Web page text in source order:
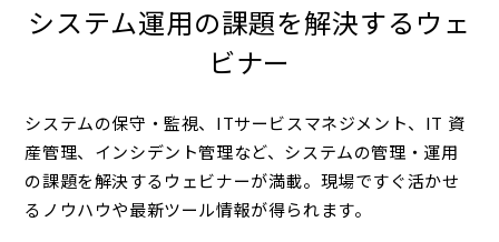
システム運用の課題を解決するウェ
ビナー
システムの保守・監視、ITサービスマネジメント、IT 資
産管理、インシデント管理など、システムの管理・運用
の課題を解決するウェビナーが満載。現場ですぐ活かせ
るノウハウや最新ツール情報が得られます。